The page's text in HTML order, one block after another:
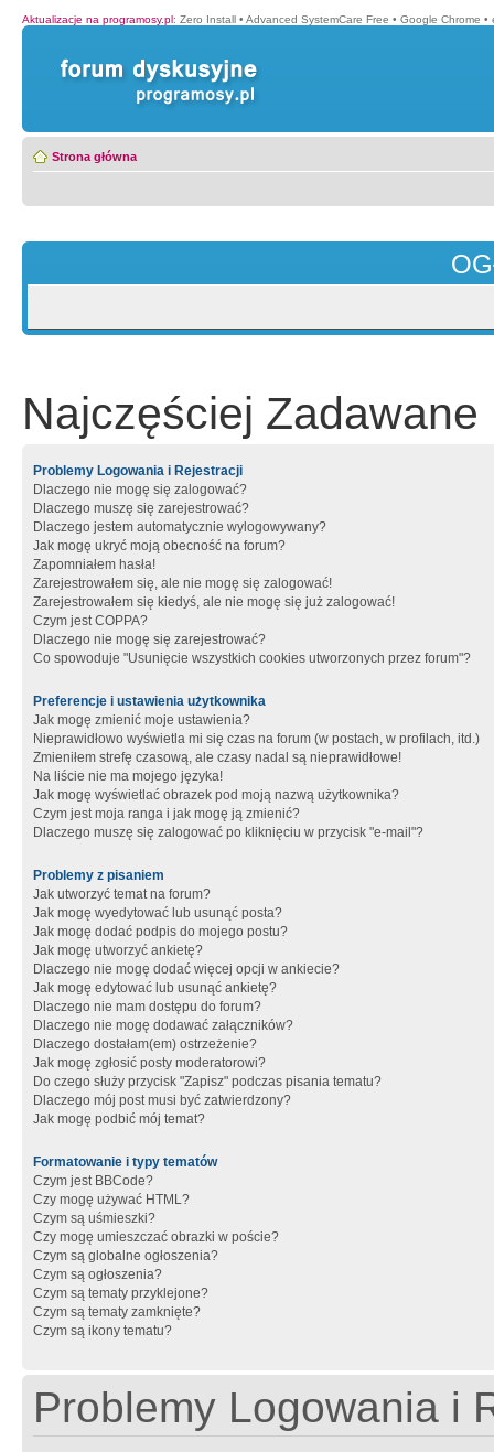
Aktualizacje na programosy.pl: Zero Install • Advanced SystemCare Free • Google Chrome •
Strona główna
Najczęściej Zadawane
Problemy Logowania i Rejestracji
Dlaczego nie mogę się zalogować?
Dlaczego muszę się zarejestrować?
Dlaczego jestem automatycznie wylogowywany?
Jak mogę ukryć moją obecność na forum?
Zapomniałem hasła!
Zarejestrowałem się, ale nie mogę się zalogować!
Zarejestrowałem się kiedyś, ale nie mogę się już zalogować!
Czym jest COPPA?
Dlaczego nie mogę się zarejestrować?
Co spowoduje "Usunięcie wszystkich cookies utworzonych przez forum"?
Preferencje i ustawienia użytkownika
Jak mogę zmienić moje ustawienia?
Nieprawidłowo wyświetla mi się czas na forum (w postach, w profilach, itd.)
Zmieniłem strefę czasową, ale czasy nadal są nieprawidłowe!
Na liście nie ma mojego języka!
Jak mogę wyświetlać obrazek pod moją nazwą użytkownika?
Czym jest moja ranga i jak mogę ją zmienić?
Dlaczego muszę się zalogować po kliknięciu w przycisk "e-mail"?
Problemy z pisaniem
Jak utworzyć temat na forum?
Jak mogę wyedytować lub usunąć posta?
Jak mogę dodać podpis do mojego postu?
Jak mogę utworzyć ankietę?
Dlaczego nie mogę dodać więcej opcji w ankiecie?
Jak mogę edytować lub usunąć ankietę?
Dlaczego nie mam dostępu do forum?
Dlaczego nie mogę dodawać załączników?
Dlaczego dostałam(em) ostrzeżenie?
Jak mogę zgłosić posty moderatorowi?
Do czego służy przycisk "Zapisz" podczas pisania tematu?
Dlaczego mój post musi być zatwierdzony?
Jak mogę podbić mój temat?
Formatowanie i typy tematów
Czym jest BBCode?
Czy mogę używać HTML?
Czym są uśmieszki?
Czy mogę umieszczać obrazki w poście?
Czym są globalne ogłoszenia?
Czym są ogłoszenia?
Czym są tematy przyklejone?
Czym są tematy zamknięte?
Czym są ikony tematu?
Problemy Logowania i